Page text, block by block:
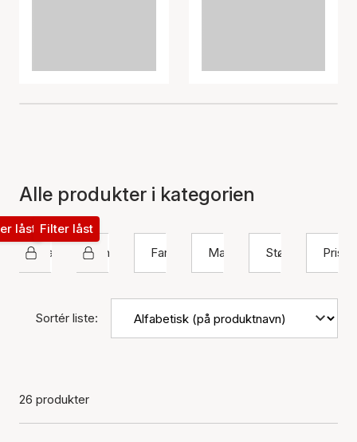
Alle produkter i kategorien
Maanesten
låst
Ring
Filter låst
Farve
Materiale Størrelse Pris
Sortér liste:
26 produkter